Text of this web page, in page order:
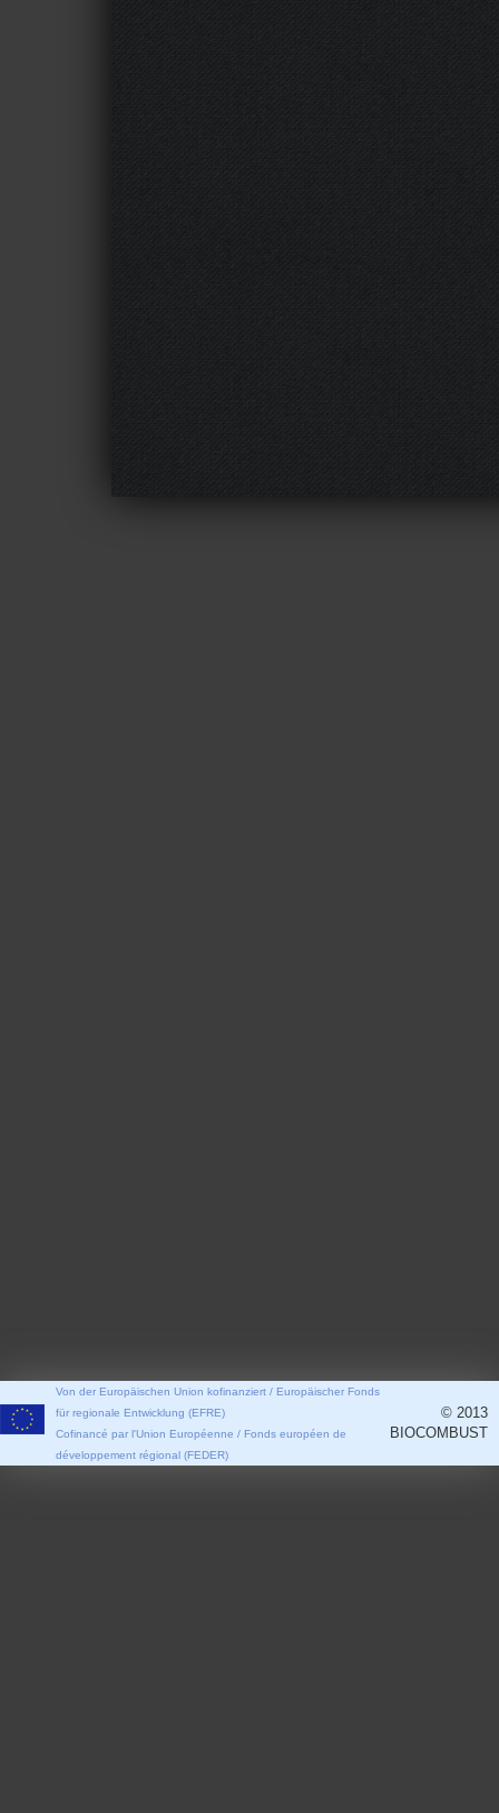
Von der Europäischen Union kofinanziert / Europäischer Fonds
für regionale Entwicklung (EFRE)
Cofinancé par l'Union Européenne / Fonds européen de
développement régional (FEDER)
© 2013
BIOCOMBUST